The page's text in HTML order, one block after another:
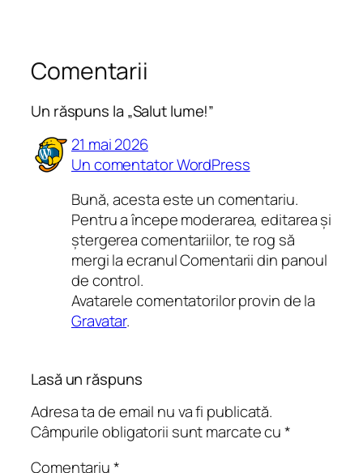
Comentarii
Un răspuns la „Salut lume!”
21 mai 2026
Un comentator WordPress
Bună, acesta este un comentariu.
Pentru a începe moderarea, editarea și
ștergerea comentariilor, te rog să
mergi la ecranul Comentarii din panoul
de control.
Avatarele comentatorilor provin de la
Gravatar.
Lasă un răspuns
Adresa ta de email nu va fi publicată.
Câmpurile obligatorii sunt marcate cu*
Comentariu*